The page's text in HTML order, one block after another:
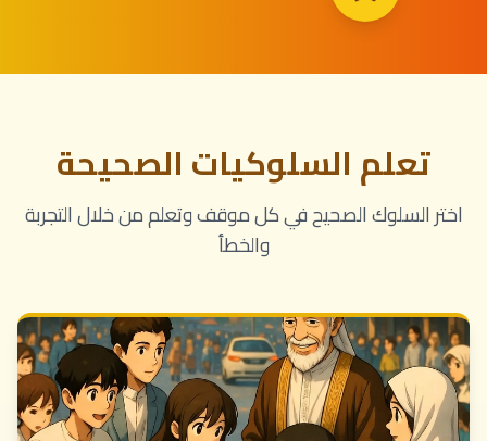
تعلم السلوكيات الصحيحة
اختر السلوك الصحيح في كل موقف وتعلم من خلال التجربة
والخطأ